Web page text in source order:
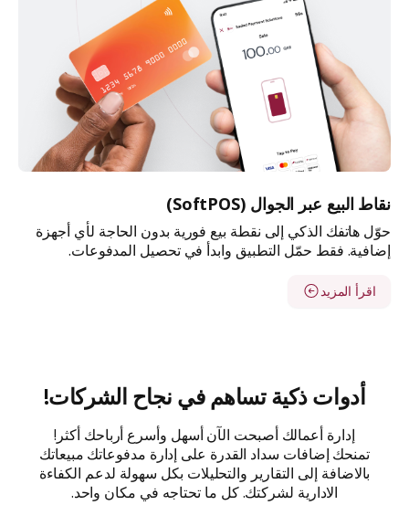
نقاط البيع عبر الجوال (SoftPOS)
حوّل هاتفك الذكي إلى نقطة بيع فورية بدون الحاجة لأي أجهزة
إضافية. فقط حمّل التطبيق وابدأ في تحصيل المدفوعات.
اقرأ المزيد
أدوات ذكية تساهم في نجاح الشركات!
إدارة أعمالك أصبحت الآن أسهل وأسرع أرباحك أكثر!
تمنحك إضافات سداد القدرة على إدارة مدفوعاتك مبيعاتك
بالاضافة إلى التقارير والتحليلات بكل سهولة لدعم الكفاءة
الادارية لشركتك. كل ما تحتاجه في مكان واحد.